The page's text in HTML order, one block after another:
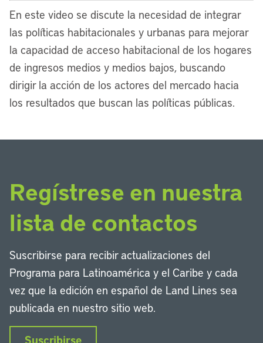
En este video se discute la necesidad de integrar
las políticas habitacionales y urbanas para mejorar
la capacidad de acceso habitacional de los hogares
de ingresos medios y medios bajos, buscando
dirigir la acción de los actores del mercado hacia
los resultados que buscan las políticas públicas.
Regístrese en nuestra
lista de contactos
Suscribirse para recibir actualizaciones del
Programa para Latinoamérica y el Caribe y cada
vez que la edición en español de Land Lines sea
publicada en nuestro sitio web.
Suscribirse